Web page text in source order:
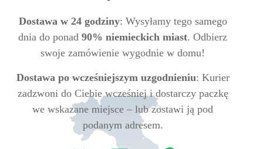
Dostawa w 24 godziny: Wysyłamy tego samego
dnia do ponad 90% niemieckich miast. Odbierz
swoje zamówienie wygodnie w domu!
Dostawa po wcześniejszym uzgodnieniu: Kurier
zadzwoni do Ciebie wcześniej i dostarczy paczkę
we wskazane miejsce – lub zostawi ją pod
podanym adresem.